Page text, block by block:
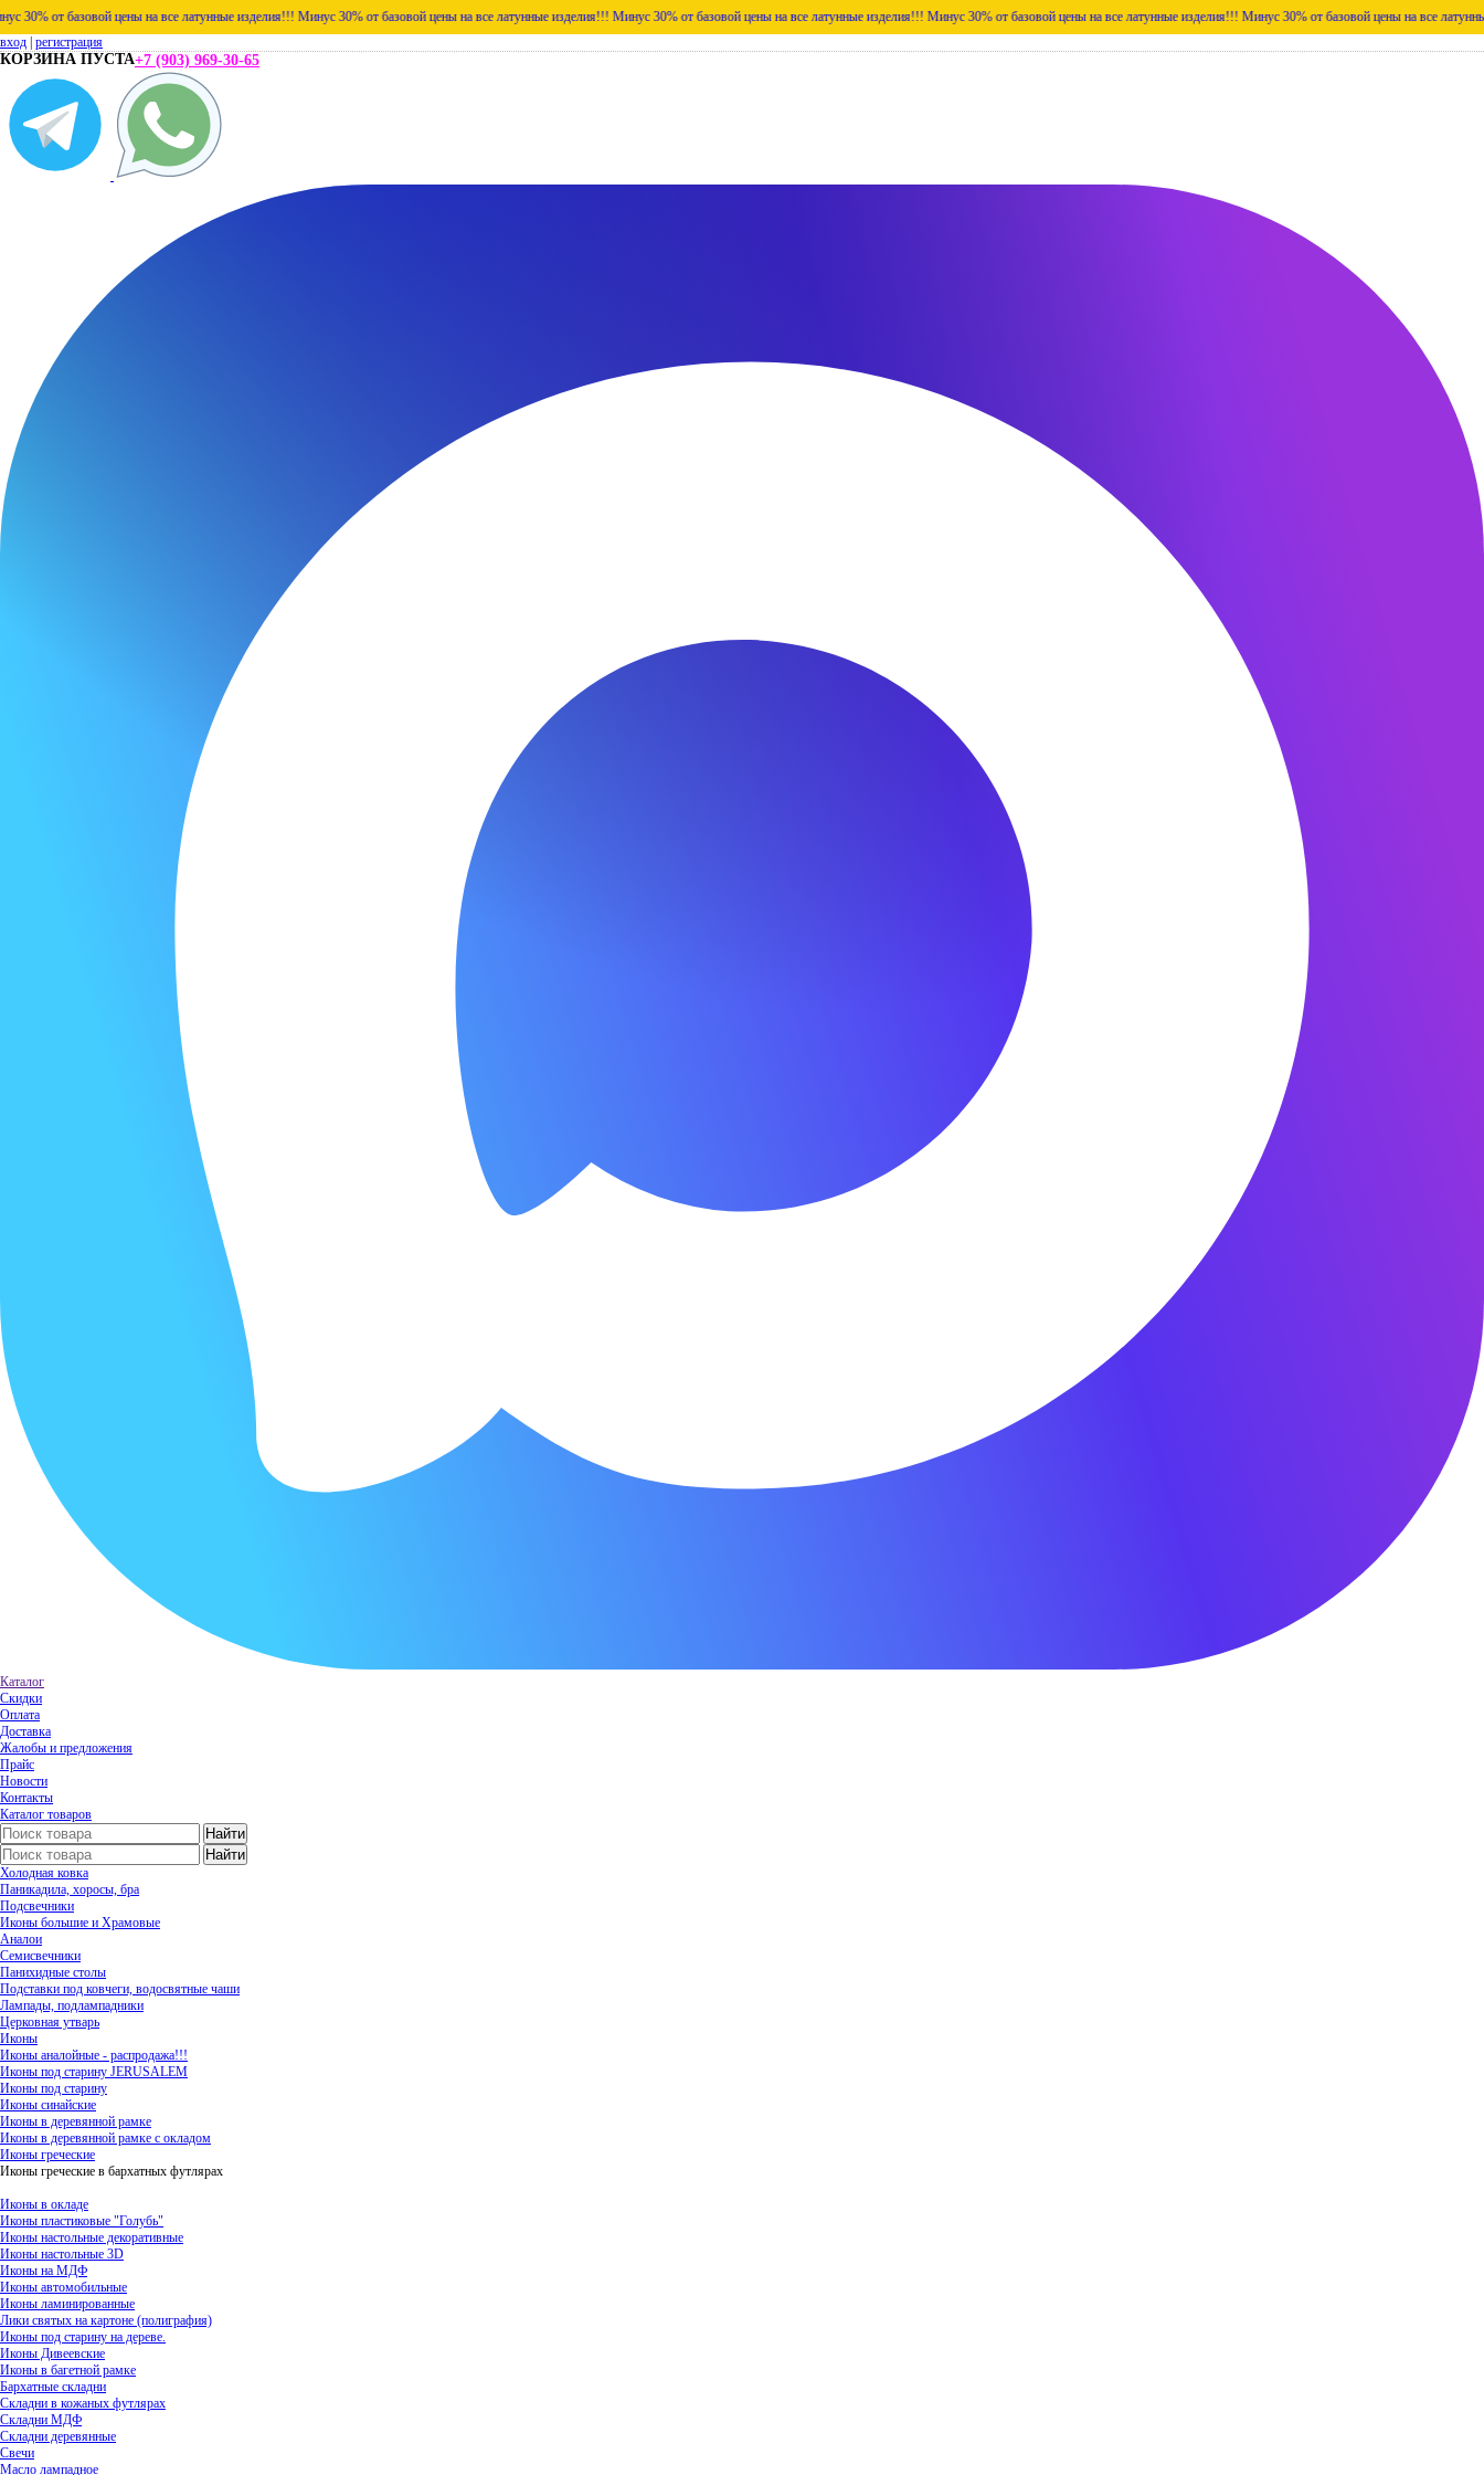
цены на все латунные изделия!!! Минус 30% от базовой цены на все латунные изделия!!! Минус 30% от базовой цены на все латунные изделия!!! Минус 30% от базовой цены на все латунные изделия!!! Минус 30% от базовой цены на все латунные
вход регистрация
КОРЗИНА ПУСТА+7 (903) 969-30-65
Каталог
Скидки
Оплата
Доставка
Жалобы и предложения
Прайс
Новости
Контакты
Каталог товаров
Холодная ковка
Паникадила, хоросы, бра
Подсвечники
Иконы большие и Храмовые
Аналои
Семисвечники
Панихидные столы
Подставки под ковчеги, водосвятные чаши
Лампады, подлампадники
Церковная утварь
Иконы
Иконы аналойные - распродажа!!!
Иконы под старину JERUSALEM
Иконы под старину
Иконы синайские
Иконы в деревянной рамке
Иконы в деревянной рамке с окладом
Иконы греческие
Иконы греческие в бархатных футлярах
Иконы в окладе
Иконы пластиковые "Голубь"
Иконы настольные декоративные
Иконы настольные 3D
Иконы на МДФ
Иконы автомобильные
Иконы ламинированные
Лики святых на картоне (полиграфия)
Иконы под старину на дереве.
Иконы Дивеевские
Иконы в багетной рамке
Бархатные складни
Складни в кожаных футлярах
Складни МДФ
Складни деревянные
Свечи
Масло лампадное